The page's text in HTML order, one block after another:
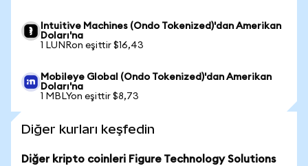
Intuitive Machines (Ondo Tokenized)'dan Amerikan
Doları'na
1 LUNRon eşittir $16,43
Mobileye Global (Ondo Tokenized)'dan Amerikan
Doları'na
1 MBLYon eşittir $8,73
Diğer kurları keşfedin
Diğer kripto coinleri Figure Technology Solutions